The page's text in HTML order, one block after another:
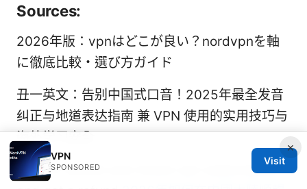
Sources:
2026年版：vpnはどこが良い？nordvpnを軸
に徹底比較・選び方ガイド
丑一英文：告别中国式口音！2025年最全发音
纠正与地道表达指南 兼 VPN 使用的实用技巧与
海外学习安全
How to cancel your brave vpn subscription
×
VPN
SPONSORED
Visit